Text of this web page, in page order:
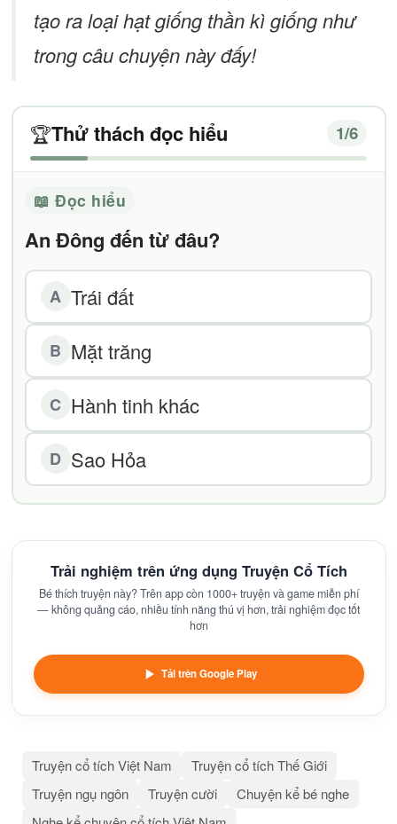
tạo ra loại hạt giống thần kì giống như
trong câu chuyện này đấy!
🏆Thử thách đọc hiểu 1/6
📖 Đọc hiểu
An Đông đến từ đâu?
A Trái đất
B Mặt trăng
C Hành tinh khác
D Sao Hỏa
Trải nghiệm trên ứng dụng Truyện Cổ Tích
Bé thích truyện này? Trên app còn 1000+ truyện và game miễn phí
— không quảng cáo, nhiều tính năng thú vị hơn, trải nghiệm đọc tốt
hơn
Tải trên Google Play
Truyện cổ tích Việt Nam
Truyện cổ tích Thế Giới
Truyện ngụ ngôn
Truyện cười
Chuyện kể bé nghe